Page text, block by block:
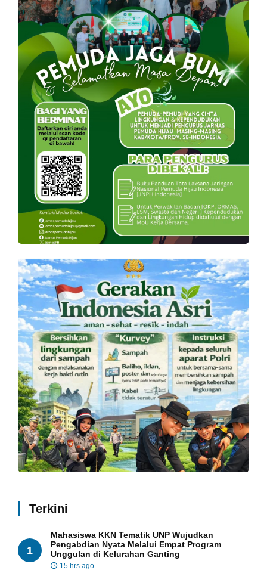
Terkini
1
Mahasiswa KKN Tematik UNP Wujudkan
Pengabdian Nyata Melalui Empat Program
Unggulan di Kelurahan Ganting
15 hrs ago